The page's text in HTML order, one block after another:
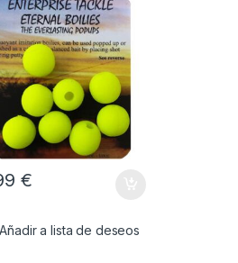
€
Añadir a lista de deseos